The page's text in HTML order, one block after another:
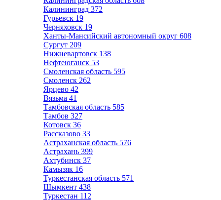
Калининград 372
Гурьевск 19
Черняховск 19
Ханты-Мансийский автономный округ 608
Сургут 209
Нижневартовск 138
Нефтеюганск 53
Смоленская область 595
Смоленск 262
Ярцево 42
Вязьма 41
Тамбовская область 585
Тамбов 327
Котовск 36
Рассказово 33
Астраханская область 576
Астрахань 399
Ахтубинск 37
Камызяк 16
Туркестанская область 571
Шымкент 438
Туркестан 112